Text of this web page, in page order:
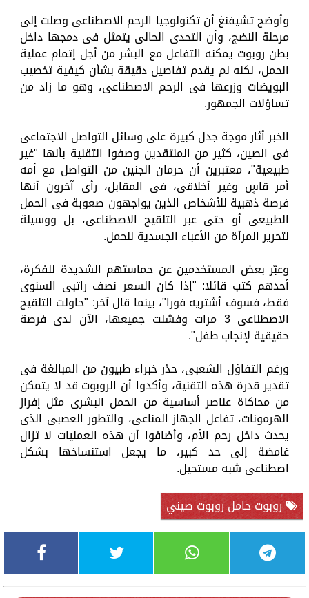
وأوضح تشيفنغ أن تكنولوجيا الرحم الاصطناعى وصلت إلى
مرحلة النضج، وأن التحدى الحالى يتمثل فى دمجها داخل
بطن روبوت يمكنه التفاعل مع البشر من أجل إتمام عملية
الحمل، لكنه لم يقدم تفاصيل دقيقة بشأن كيفية تخصيب
البويضات وزرعها فى الرحم الاصطناعى، وهو ما زاد من
تساؤلات الجمهور.
الخبر أثار موجة جدل كبيرة على وسائل التواصل الاجتماعى
فى الصين، كثير من المنتقدين وصفوا التقنية بأنها "غير
طبيعية"، معتبرين أن حرمان الجنين من التواصل مع أمه
أمر قاسٍ وغير أخلاقى، فى المقابل، رأى آخرون أنها
فرصة ذهبية للأشخاص الذين يواجهون صعوبة فى الحمل
الطبيعى أو حتى عبر التلقيح الاصطناعى، بل ووسيلة
لتحرير المرأة من الأعباء الجسدية للحمل.
وعبّر بعض المستخدمين عن حماستهم الشديدة للفكرة،
أحدهم كتب قائلا: "إذا كان السعر نصف راتبى السنوى
فقط، فسوف أشتريه فورا"، بينما قال آخر: "حاولت التلقيح
الاصطناعى 3 مرات وفشلت جميعها، الآن لدى فرصة
حقيقية لإنجاب طفل".
ورغم التفاؤل الشعبى، حذر خبراء طبيون من المبالغة فى
تقدير قدرة هذه التقنية، وأكدوا أن الروبوت قد لا يتمكن
من محاكاة عناصر أساسية من الحمل البشرى مثل إفراز
الهرمونات، تفاعل الجهاز المناعى، والتطور العصبى الذى
يحدث داخل رحم الأم، وأضافوا أن هذه العمليات لا تزال
غامضة إلى حد كبير، ما يجعل استنساخها بشكل
اصطناعى شبه مستحيل.
روبوت حامل روبوت صيني